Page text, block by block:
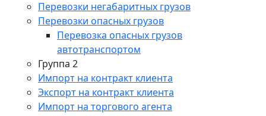
Перевозки негабаритных грузов
Перевозки опасных грузов
Перевозка опасных грузов
автотранспортом
Группа 2
Импорт на контракт клиента
Экспорт на контракт клиента
Импорт на торгового агента